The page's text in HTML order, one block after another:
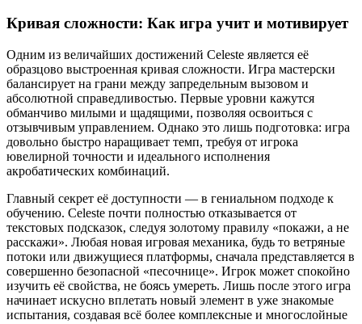
Кривая сложности: Как игра учит и мотивирует
Одним из величайших достижений Celeste является её
образцово выстроенная кривая сложности. Игра мастерски
балансирует на грани между запредельным вызовом и
абсолютной справедливостью. Первые уровни кажутся
обманчиво милыми и щадящими, позволяя освоиться с
отзывчивым управлением. Однако это лишь подготовка: игра
довольно быстро наращивает темп, требуя от игрока
ювелирной точности и идеального исполнения
акробатических комбинаций.
Главный секрет её доступности — в гениальном подходе к
обучению. Celeste почти полностью отказывается от
текстовых подсказок, следуя золотому правилу «покажи, а не
расскажи». Любая новая игровая механика, будь то ветряные
потоки или движущиеся платформы, сначала представляется в
совершенно безопасной «песочнице». Игрок может спокойно
изучить её свойства, не боясь умереть. Лишь после этого игра
начинает искусно вплетать новый элемент в уже знакомые
испытания, создавая всё более комплексные и многослойные